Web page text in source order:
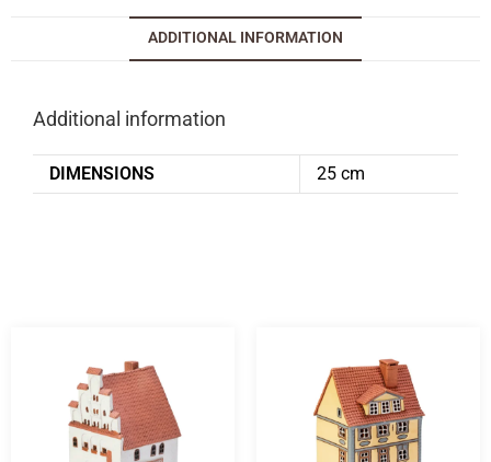
ADDITIONAL INFORMATION
Additional information
DIMENSIONS 25 cm